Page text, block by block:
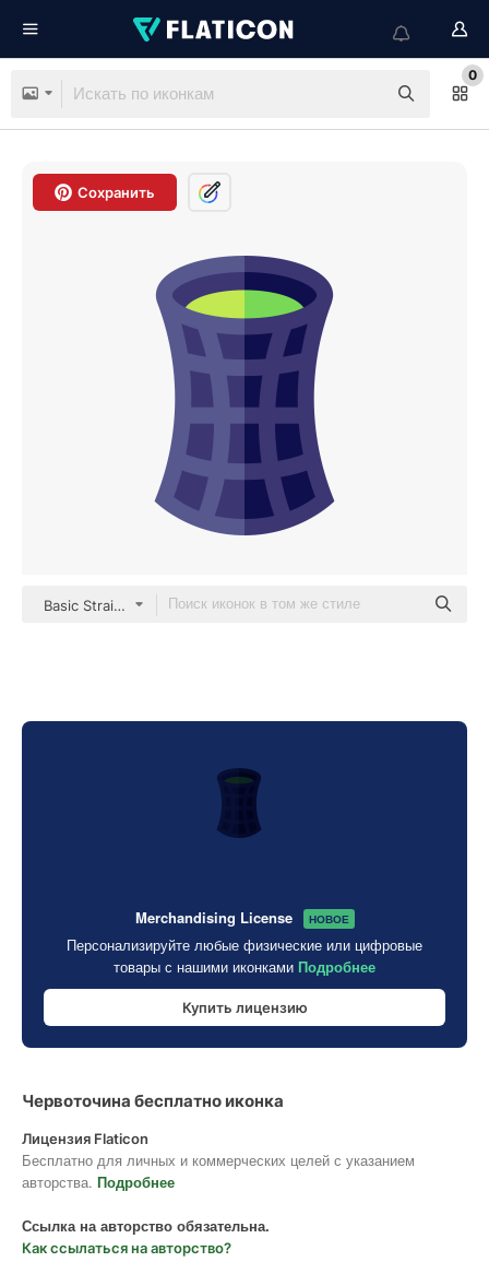
0
Сохранить
Basic Straight Flat
Merchandising License НОВОЕ
Персонализируйте любые физические или цифровые
товары с нашими иконками Подробнее
Купить лицензию
Червоточина бесплатно иконка
Лицензия Flaticon
Бесплатно для личных и коммерческих целей с указанием
авторства. Подробнее
Ссылка на авторство обязательна.
Как ссылаться на авторство?